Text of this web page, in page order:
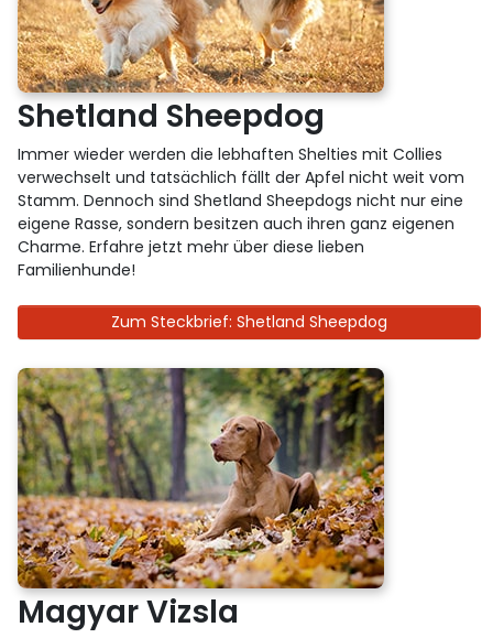
Shetland Sheepdog
Immer wieder werden die lebhaften Shelties mit Collies
verwechselt und tatsächlich fällt der Apfel nicht weit vom
Stamm. Dennoch sind Shetland Sheepdogs nicht nur eine
eigene Rasse, sondern besitzen auch ihren ganz eigenen
Charme. Erfahre jetzt mehr über diese lieben
Familienhunde!
Zum Steckbrief: Shetland Sheepdog
Magyar Vizsla